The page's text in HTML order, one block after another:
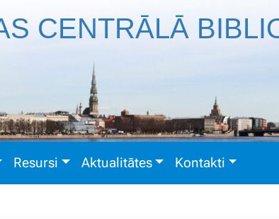
CENTRĀLĀ
Resursi Aktualitātes Kontakti